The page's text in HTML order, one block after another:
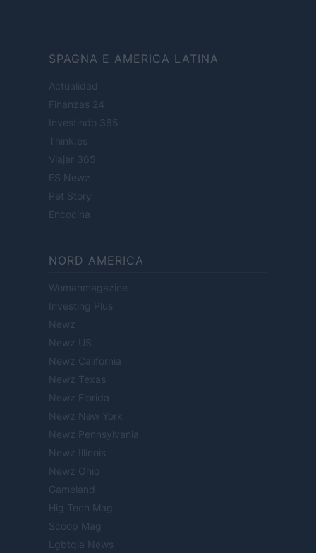
SPAGNA E AMERICA LATINA
Actualidad
Finanzas 24
Investindo 365
Think.es
Viajar 365
ES Newz
Pet Story
Encocina
NORD AMERICA
Womanmagazine
Investing Plus
Newz
Newz US
Newz California
Newz Texas
Newz Florida
Newz New York
Newz Pennsylvania
Newz Illinois
Newz Ohio
Gameland
Hig Tech Mag
Scoop Mag
Lgbtqia News